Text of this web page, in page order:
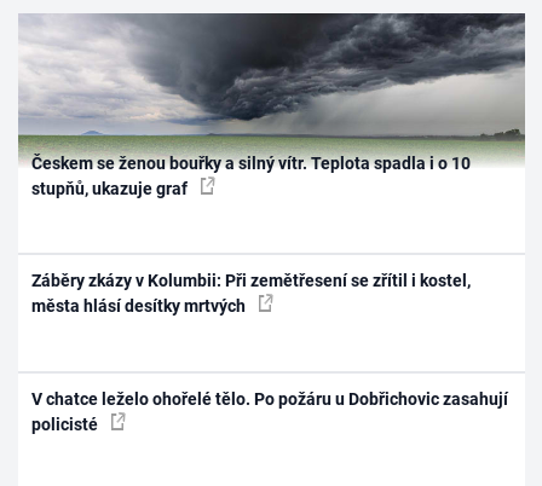
Českem se ženou bouřky a silný vítr. Teplota spadla i o 10
stupňů, ukazuje graf
Záběry zkázy v Kolumbii: Při zemětřesení se zřítil i kostel,
města hlásí desítky mrtvých
V chatce leželo ohořelé tělo. Po požáru u Dobřichovic zasahují
policisté